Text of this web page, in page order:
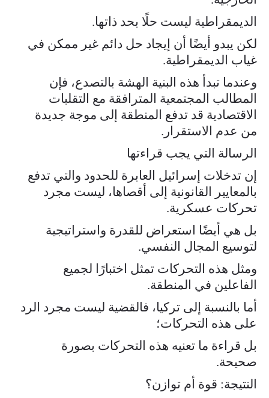
الديمقراطية ليست حلًا بحد ذاتها.
لكن يبدو أيضًا أن إيجاد حل دائم غير ممكن في
غياب الديمقراطية.
وعندما تبدأ هذه البنية الهشة بالتصدع، فإن
المطالب المجتمعية المترافقة مع التقلبات
الاقتصادية قد تدفع المنطقة إلى موجة جديدة
من عدم الاستقرار.
الرسالة التي يجب قراءتها
إن تدخلات إسرائيل العابرة للحدود والتي تدفع
بالمعايير القانونية إلى أقصاها، ليست مجرد
تحركات عسكرية.
بل هي أيضًا استعراض للقدرة واستراتيجية
لتوسيع المجال النفسي.
ومثل هذه التحركات تمثل اختبارًا لجميع
الفاعلين في المنطقة.
أما بالنسبة إلى تركيا، فالقضية ليست مجرد الرد
على هذه التحركات؛
بل قراءة ما تعنيه هذه التحركات بصورة
صحيحة.
النتيجة: قوة أم توازن؟